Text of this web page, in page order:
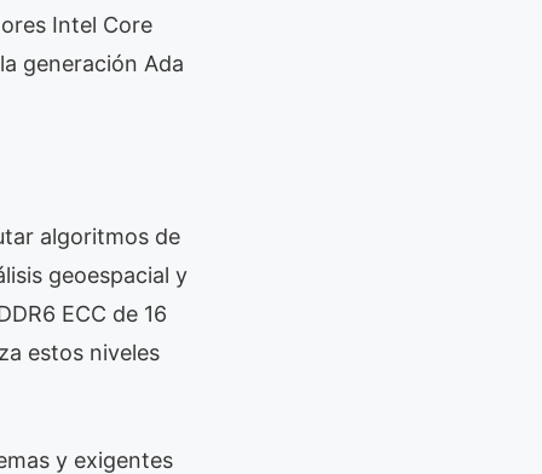
Intel Core
generación Ada
algoritmos de
geoespacial y
ECC de 16
estos niveles
y exigentes